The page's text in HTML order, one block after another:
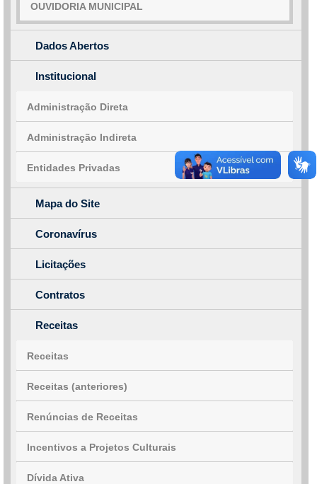
OUVIDORIA MUNICIPAL
Dados Abertos
Institucional
Administração Direta
Administração Indireta
Entidades Privadas
Mapa do Site
Coronavírus
Licitações
Contratos
Receitas
Receitas
Receitas (anteriores)
Renúncias de Receitas
Incentivos a Projetos Culturais
Dívida Ativa